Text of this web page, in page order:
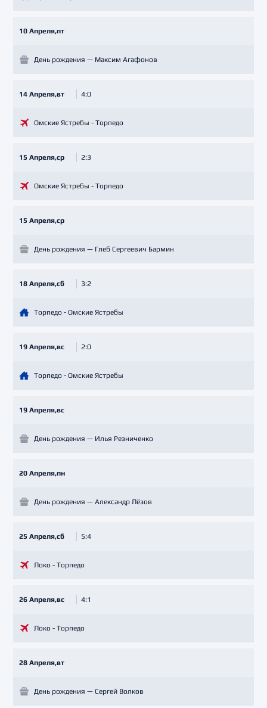
10 Апреля,пт
День рождения — Максим Агафонов
14 Апреля,вт 4:0
Омские Ястребы - Торпедо
15 Апреля,ср 2:3
Омские Ястребы - Торпедо
15 Апреля,ср
День рождения — Глеб Сергеевич Бармин
18 Апреля,сб 3:2
Торпедо - Омские Ястребы
19 Апреля,вс 2:0
Торпедо - Омские Ястребы
19 Апреля,вс
День рождения — Илья Резниченко
20 Апреля,пн
День рождения — Александр Лёзов
25 Апреля,сб 5:4
Локо - Торпедо
26 Апреля,вс 4:1
Локо - Торпедо
28 Апреля,вт
День рождения — Сергей Волков